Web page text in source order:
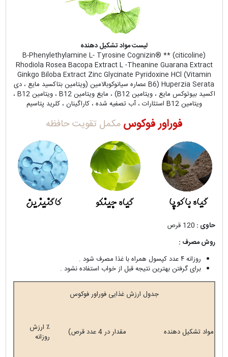
لیست مواد تشکیل دهنده
B-Phenylethylamine L- Tyrosine Cognizin® ** (citicoline)
Rhodiola Rosea Bacopa Extract L -Theanine Guarana Extract
Ginkgo Biloba Extract Zinc Glycinate Pyridoxine HCl (Vitamin
B6) Huperzia Serata عصاره سیانوکوبالامین (ویتامین بتاکسید مایع ، دی
اکسید بیوتوکس مایع ، ویتامین B12) ، مایع ویتامین B12 ، ویتامین B12 ،
ویتامین B12 استئارات ، آب تصفیه شده ، کاراگینان ، کلرید پتاسیم
فوراور فوکوس مکمل تقویت حافظه
حاوی : 120 قرص
روش مصرف :
روزانه ۴ عدد کپسول همراه با غذا مصرف شود .
برای گرفتن بهترین نتیجه قبل از خواب استفاده نشود .
جدول ارزش غذایی فوراور فوکوس
مواد تشکیل دهنده مقدار در 4 عدد قرص)
٪ ارزش
روزانه